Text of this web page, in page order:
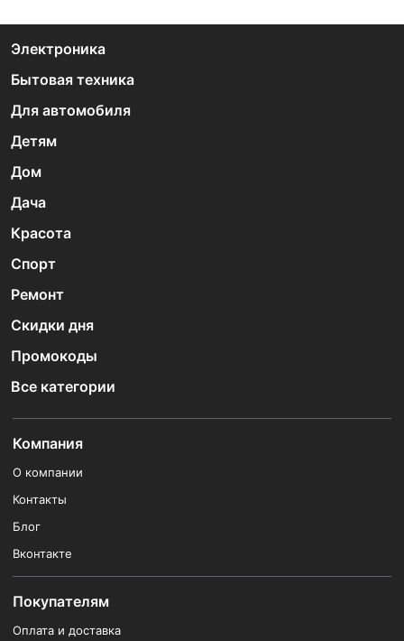
Электроника
Бытовая техника
Для автомобиля
Детям
Дом
Дача
Красота
Спорт
Ремонт
Скидки дня
Промокоды
Все категории
Компания
О компании
Контакты
Блог
Вконтакте
Покупателям
Оплата и доставка